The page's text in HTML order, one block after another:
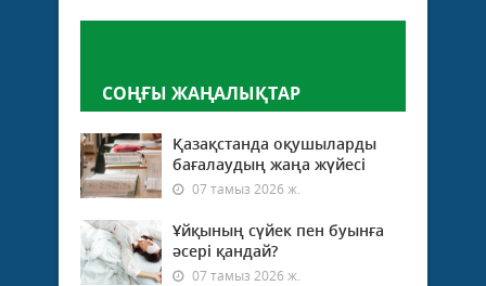
СОҢҒЫ ЖАҢАЛЫҚТАР
Қазақстанда оқушыларды
бағалаудың жаңа жүйесі
07 тамыз 2026 ж.
Ұйқының сүйек пен буынға
әсері қандай?
07 тамыз 2026 ж.